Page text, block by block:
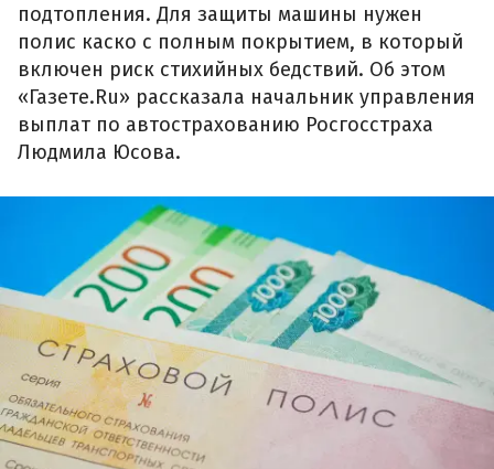
подтопления. Для защиты машины нужен
полис каско с полным покрытием, в который
включен риск стихийных бедствий. Об этом
«Газете.Ru» рассказала начальник управления
выплат по автострахованию Росгосстраха
Людмила Юсова.